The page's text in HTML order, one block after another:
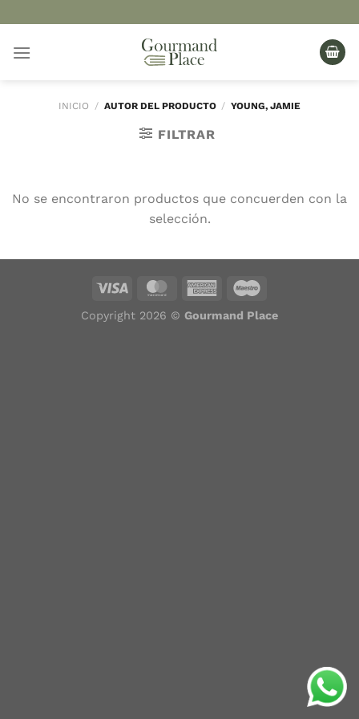
al
contenido
INICIO / AUTOR DEL PRODUCTO / YOUNG, JAMIE
FILTRAR
No se encontraron productos que concuerden con la
selección.
Copyright 2026 © Gourmand Place